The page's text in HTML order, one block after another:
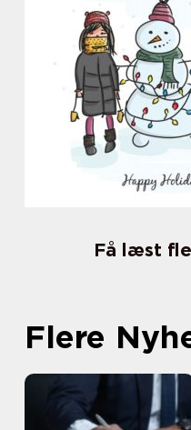
Få læst
Flere